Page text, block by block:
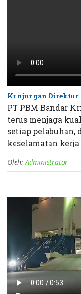
Kunjungan Direktur
PT PBM Bandar
terus menjaga
setiap pelabuhan,
keselamatan kerja
Oleh:Administrator